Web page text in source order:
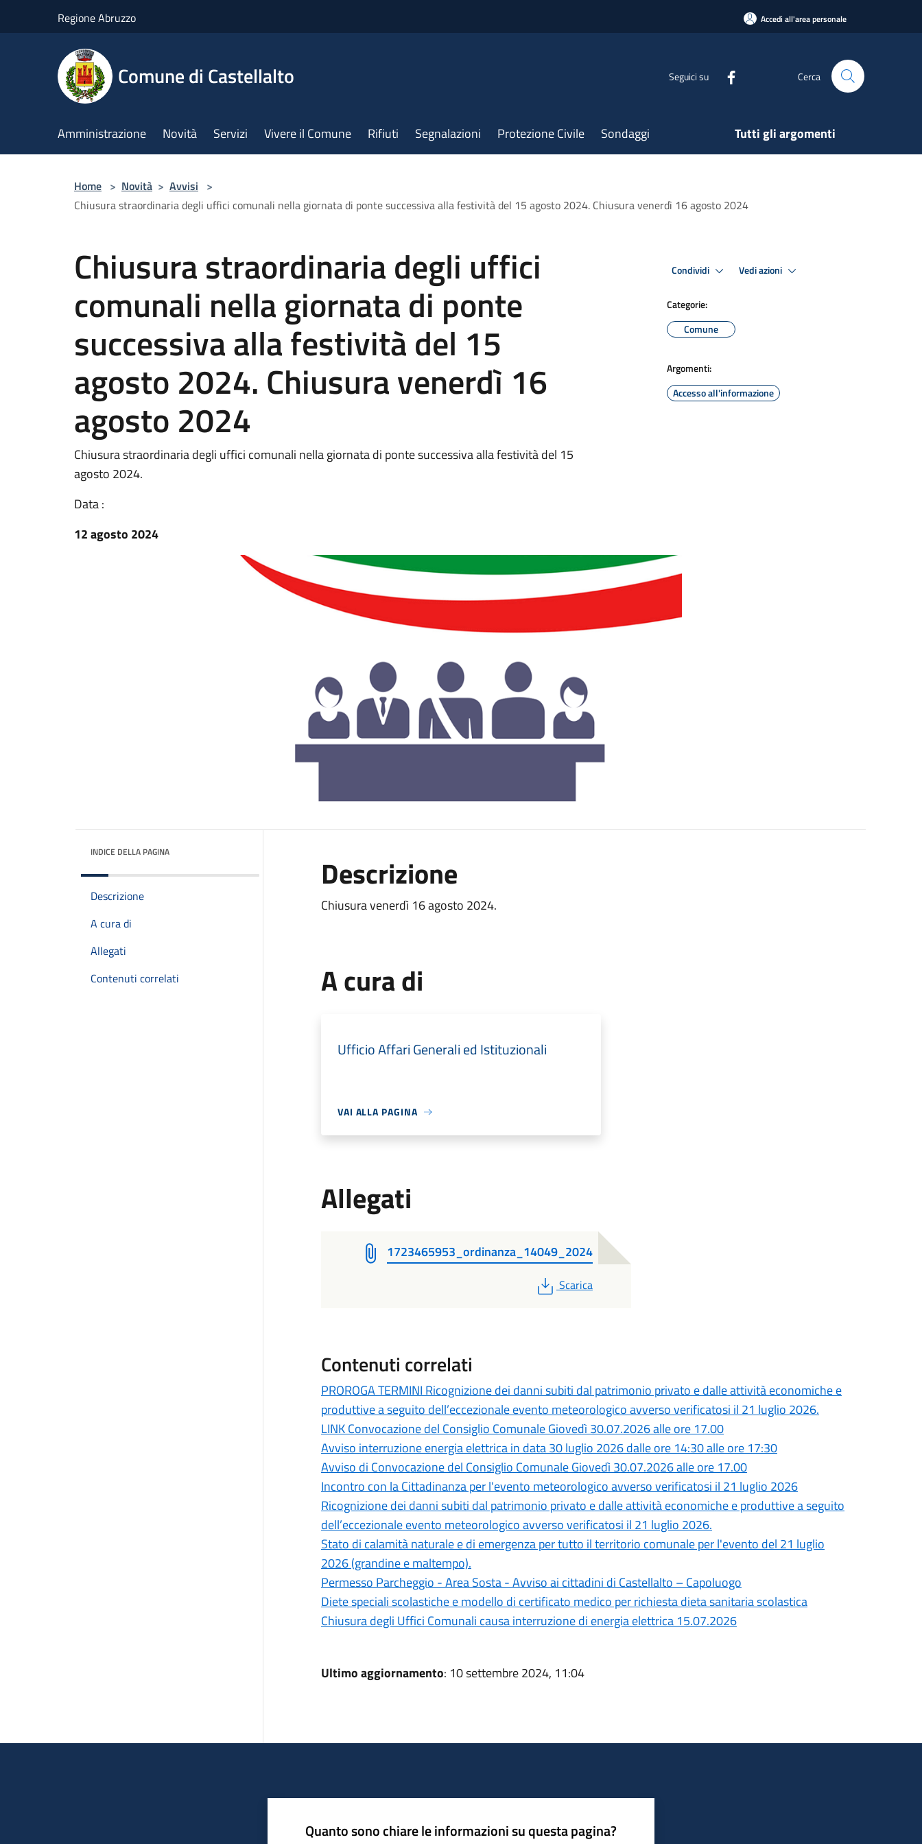
Regione Abruzzo Accedi all'area personale
Comune di Castellalto Seguici su Cerca
Amministrazione Novità Servizi Vivere il Comune Rifiuti Segnalazioni Protezione Civile Sondaggi Tutti gli argomenti
Home > Novità > Avvisi >
Chiusura straordinaria degli uffici comunali nella giornata di ponte successiva alla festività del 15 agosto 2024. Chiusura venerdì 16 agosto 2024
Chiusura straordinaria degli uffici
comunali nella giornata di ponte
successiva alla festività del 15
agosto 2024. Chiusura venerdì 16
agosto 2024
Chiusura straordinaria degli uffici comunali nella giornata di ponte successiva alla festività del 15
agosto 2024.
Data :
12 agosto 2024
Condividi Vedi azioni
Categorie:
Comune
Argomenti:
Accesso all'informazione
INDICE DELLA PAGINA
Descrizione
A cura di
Allegati
Contenuti correlati
Descrizione
Chiusura venerdì 16 agosto 2024.
A cura di
Ufficio Affari Generali ed Istituzionali
VAI ALLA PAGINA
Allegati
1723465953_ordinanza_14049_2024
PDF
Scarica
Contenuti correlati
PROROGA TERMINI Ricognizione dei danni subiti dal patrimonio privato e dalle attività economiche e
produttive a seguito dell’eccezionale evento meteorologico avverso verificatosi il 21 luglio 2026.
LINK Convocazione del Consiglio Comunale Giovedì 30.07.2026 alle ore 17.00
Avviso interruzione energia elettrica in data 30 luglio 2026 dalle ore 14:30 alle ore 17:30
Avviso di Convocazione del Consiglio Comunale Giovedì 30.07.2026 alle ore 17.00
Incontro con la Cittadinanza per l'evento meteorologico avverso verificatosi il 21 luglio 2026
Ricognizione dei danni subiti dal patrimonio privato e dalle attività economiche e produttive a seguito
dell’eccezionale evento meteorologico avverso verificatosi il 21 luglio 2026.
Stato di calamità naturale e di emergenza per tutto il territorio comunale per l'evento del 21 luglio
2026 (grandine e maltempo).
Permesso Parcheggio - Area Sosta - Avviso ai cittadini di Castellalto – Capoluogo
Diete speciali scolastiche e modello di certificato medico per richiesta dieta sanitaria scolastica
Chiusura degli Uffici Comunali causa interruzione di energia elettrica 15.07.2026
Ultimo aggiornamento: 10 settembre 2024, 11:04
Quanto sono chiare le informazioni su questa pagina?